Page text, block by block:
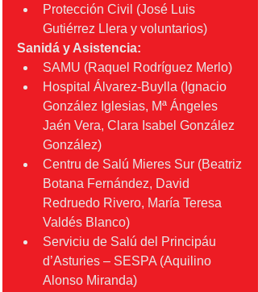
Protección Civil (José Luis
Gutiérrez Llera y voluntarios)
Sanidá y Asistencia:
SAMU (Raquel Rodríguez Merlo)
Hospital Álvarez-Buylla (Ignacio
González Iglesias, Mª Ángeles
Jaén Vera, Clara Isabel González
González)
Centru de Salú Mieres Sur (Beatriz
Botana Fernández, David
Redruedo Rivero, María Teresa
Valdés Blanco)
Serviciu de Salú del Principáu
d’Asturies – SESPA (Aquilino
Alonso Miranda)